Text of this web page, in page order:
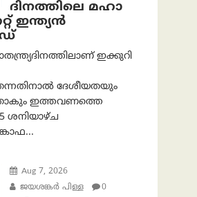
ദിനത്തിലെ മഹാ
ഇന്ത്യൻ
ഇക്കുറി
ദേശീയതയും
ഇത്തവണത്തെ
ശനിയാഴ്ച
Aug 7, 2026
ജയശങ്കര്‍ പിള്ള
0